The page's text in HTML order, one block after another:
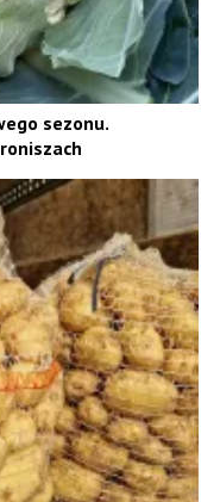
sezonu.